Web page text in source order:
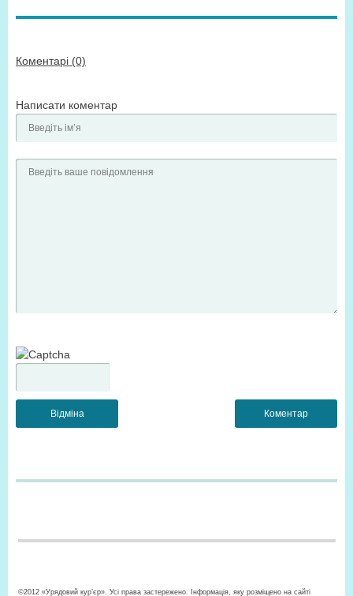
Коментарі (0)
Написати коментар
©2012 «Урядовий кур’єр». Усі права застережено. Інформація, яку розміщено на сайті